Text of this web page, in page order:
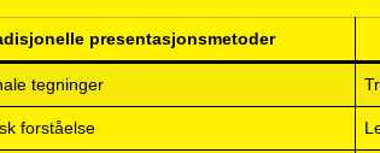
presentasjonsmetoder
tegninger
forståelse